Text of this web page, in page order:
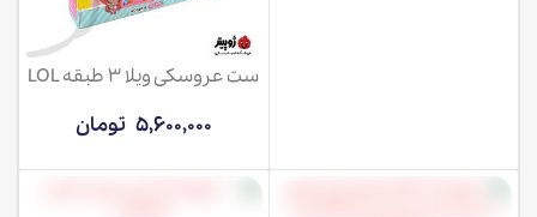
ست عروسکی ویلا 3 طبقه LOL
5,600,000 تومان